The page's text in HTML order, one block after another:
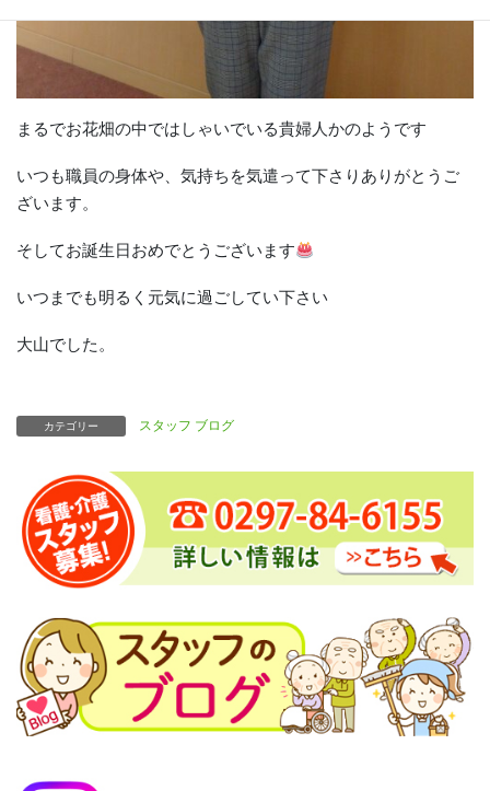
まるでお花畑の中ではしゃいでいる貴婦人かのようです
いつも職員の身体や、気持ちを気遣って下さりありがとうご
ざいます。
そしてお誕生日おめでとうございます
いつまでも明るく元気に過ごしてい下さい
大山でした。
カテゴリー スタッフ ブログ